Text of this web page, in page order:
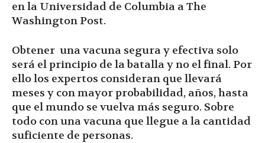
en la Universidad de Columbia a The
Washington Post.
Obtener una vacuna segura y efectiva solo
será el principio de la batalla y no el final. Por
ello los expertos consideran que llevará
meses y con mayor probabilidad, años, hasta
que el mundo se vuelva más seguro. Sobre
todo con una vacuna que llegue a la cantidad
suficiente de personas.